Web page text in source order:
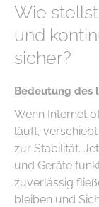
Wie
und
sicher?
Bedeutung des
Wenn Internet
läuft,
zur Stabilität.
und Geräte
zuverlässig
bleiben und